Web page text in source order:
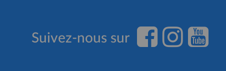
Suivez-nous sur